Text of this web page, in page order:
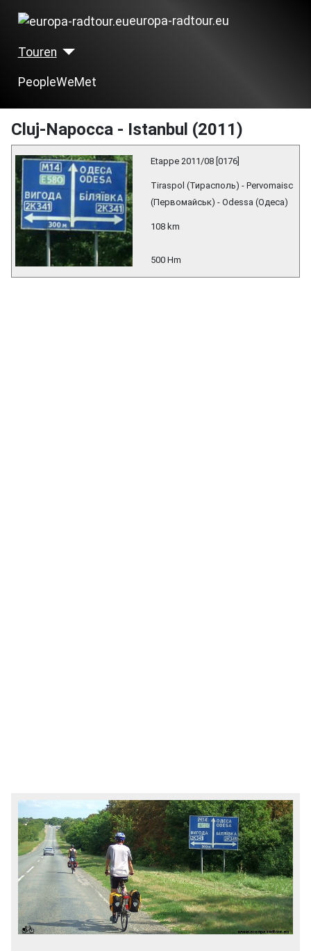
europa-radtour.eu
Touren
PeopleWeMet
Cluj-Napocca - Istanbul (2011)
Etappe 2011/08 [0176]
Tiraspol (Тирасполь) - Pervomaisc
(Первомайськ) - Odessa (Одеса)
108 km
500 Hm